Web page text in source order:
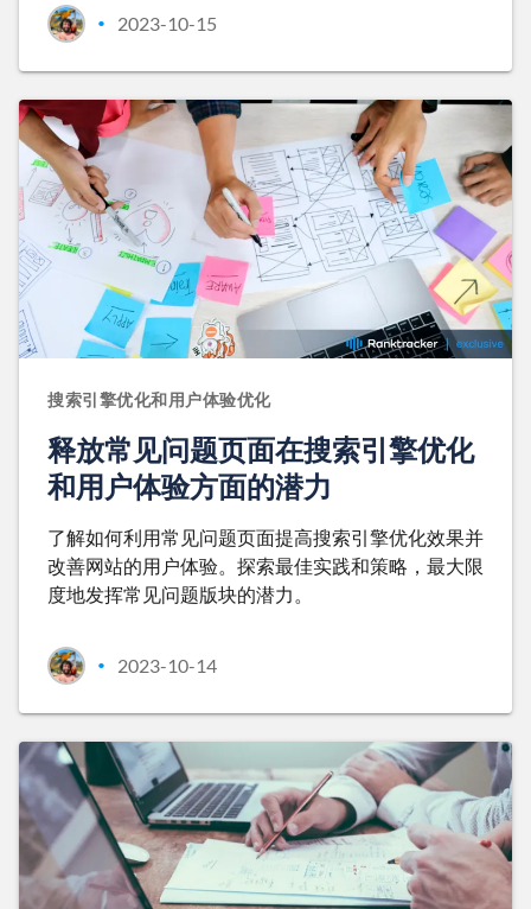
• 2023-10-15
搜索引擎优化和用户体验优化
释放常见问题页面在搜索引擎优化
和用户体验方面的潜力
了解如何利用常见问题页面提高搜索引擎优化效果并
改善网站的用户体验。探索最佳实践和策略，最大限
度地发挥常见问题版块的潜力。
• 2023-10-14